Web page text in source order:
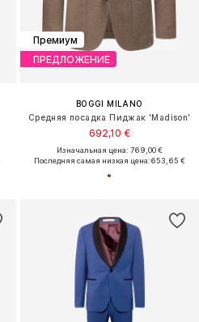
Премиум
ПРЕДЛОЖЕНИЕ
BOGGI MILANO
Средняя посадка Пиджак 'Madison'
692,10 €
Изначальная цена: 769,00 €
Последняя самая низкая цена:653,65 €